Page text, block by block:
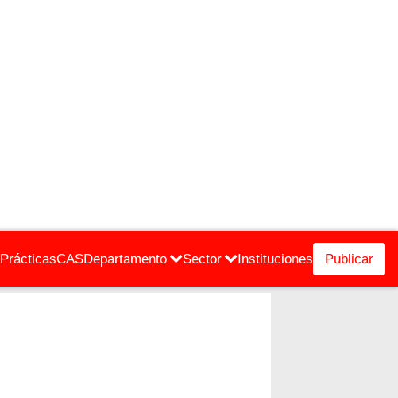
PrácticasCASDepartamento Sector Instituciones Publicar